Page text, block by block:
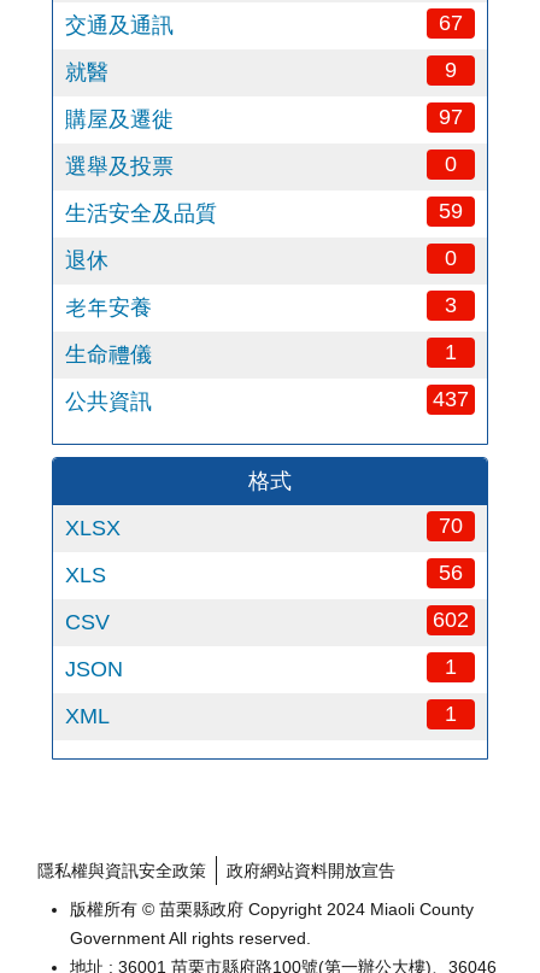
交通及通訊 67
就醫 9
購屋及遷徙 97
選舉及投票 0
生活安全及品質 59
退休 0
老年安養 3
生命禮儀 1
公共資訊 437
格式
XLSX
70
XLS 56
CSV 602
JSON 1
XML 1
隱私權與資訊安全政策
政府網站資料開放宣告
版權所有 © 苗栗縣政府 Copyright 2024 Miaoli County
Government All rights reserved.
地址 : 36001 苗栗市縣府路100號(第一辦公大樓)、36046